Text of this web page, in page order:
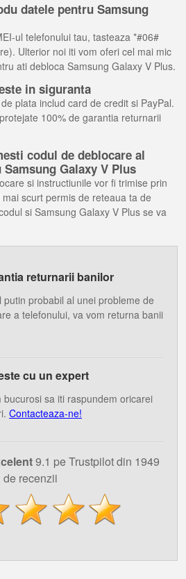
datele pentru Samsung
ul telefonului tau, tasteaza *#06#
Ulterior noi iti vom oferi cel mai mic
ati debloca Samsung Galaxy V Plus.
in siguranta
plata includ card de credit si PayPal.
100% de garantia returnarii
codul de deblocare al
Galaxy V Plus
si instructiunile vor fi trimise prin
scurt permis de reteaua ta de
si Samsung Galaxy V Plus se va
returnarii banilor
putin probabil al unei probleme de
a telefonului, va vom returna banii
cu un expert
bucurosi sa iti raspundem oricarei
Contacteaza-ne!
9.1 pe Trustpilot din 1949
de recenzii